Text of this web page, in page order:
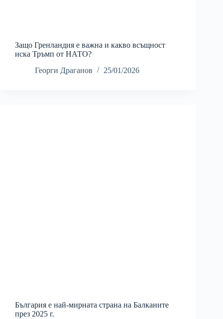
Защо Гренландия е важна и какво всъщност
иска Тръмп от НАТО?
Георги Драганов
25/01/2026
България е най-мирната страна на Балканите
през 2025 г.